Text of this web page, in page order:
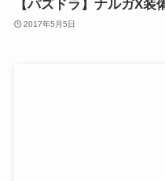
【パズドラ】ナルガX装
2017年5月5日